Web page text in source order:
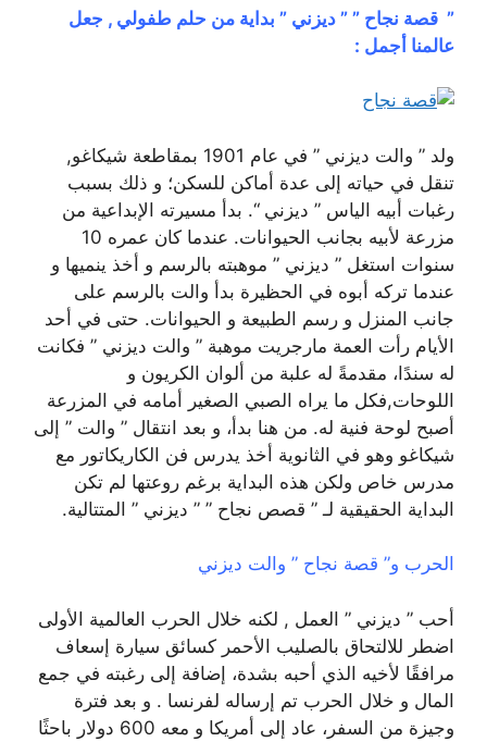
” قصة نجاح ” ” ديزني ” بداية من حلم طفولي , جعل
عالمنا أجمل :
ولد ” والت ديزني ” في عام 1901 بمقاطعة شيكاغو,
تنقل في حياته إلى عدة أماكن للسكن؛ و ذلك بسبب
رغبات أبيه الياس ” ديزني “. بدأ مسيرته الإبداعية من
مزرعة لأبيه بجانب الحيوانات. عندما كان عمره 10
سنوات استغل ” ديزني ” موهبته بالرسم و أخذ ينميها و
عندما تركه أبوه في الحظيرة بدأ والت بالرسم على
جانب المنزل و رسم الطبيعة و الحيوانات. حتى في أحد
الأيام رأت العمة مارجريت موهبة ” والت ديزني ” فكانت
له سندًا، مقدمةً له علبة من ألوان الكريون و
اللوحات,فكل ما يراه الصبي الصغير أمامه في المزرعة
أصبح لوحة فنية له. من هنا بدأ، و بعد انتقال ” والت ” إلى
شيكاغو وهو في الثانوية أخذ يدرس فن الكاريكاتور مع
مدرس خاص ولكن هذه البداية برغم روعتها لم تكن
البداية الحقيقية لـ ” قصص نجاح ” ” ديزني ” المتتالية.
الحرب و” قصة نجاح ” والت ديزني
أحب ” ديزني ” العمل , لكنه خلال الحرب العالمية الأولى
اضطر للالتحاق بالصليب الأحمر كسائق سيارة إسعاف
مرافقًا لأخيه الذي أحبه بشدة، إضافة إلى رغبته في جمع
المال و خلال الحرب تم إرساله لفرنسا . و بعد فترة
وجيزة من السفر، عاد إلى أمريكا و معه 600 دولار باحثًا